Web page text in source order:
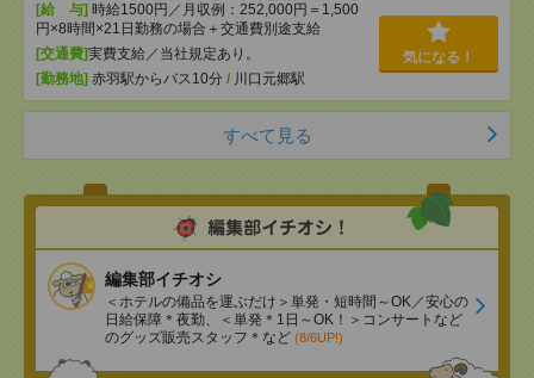
[給 与] 時給1500円／月収例：252,000円＝1,500
円×8時間×21日勤務の場合＋交通費別途支給
[交通費]実費支給／当社規定あり。
[勤務地] 赤羽駅からバス10分 / 川口元郷駅
気になる！
すべて見る
編集部イチオシ
＜ホテルの備品を運ぶだけ＞単発・短時間～OK／安心の
日給保障＊夜勤、＜単発＊1日～OK！＞コンサートなど
のグッズ販売スタッフ＊など (8/6UP!)